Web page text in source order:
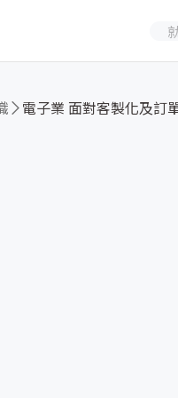
電子業 面對客製化及訂